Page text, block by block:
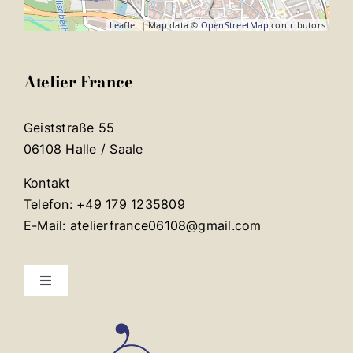
Leaflet| Map data © OpenStreetMap contributors
Atelier France
Geiststraße 55
06108 Halle / Saale
Kontakt
Telefon: +49 179 1235809
E-Mail: atelierfrance06108@gmail.com
Toggle
Mentions légales